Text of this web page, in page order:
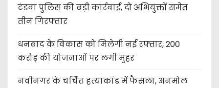
टंडवा पुलिस की बड़ी कार्रवाई, दो अभियुक्तों समेत
तीन गिरफ्तार
धनबाद के विकास को मिलेगी नई रफ्तार, 200
करोड़ की योजनाओं पर लगी मुहर
नवीनगर के चर्चित हत्याकांड में फैसला, अनमोल